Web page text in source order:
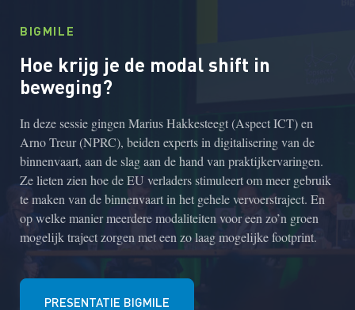
BIGMILE
Hoe krijg je de modal shift in
beweging?
In deze sessie gingen Marius Hakkesteegt (Aspect ICT) en
Arno Treur (NPRC), beiden experts in digitalisering van de
binnenvaart, aan de slag aan de hand van praktijkervaringen.
Ze lieten zien hoe de EU verladers stimuleert om meer gebruik
te maken van de binnenvaart in het gehele vervoerstraject. En
op welke manier meerdere modaliteiten voor een zo’n groen
mogelijk traject zorgen met een zo laag mogelijke footprint.
PRESENTATIE BIGMILE